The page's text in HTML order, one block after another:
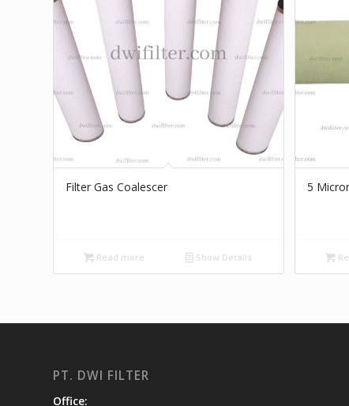
Filter Gas Coalescer
Read more Show Details
5
PT. DWI FILTER
Office: